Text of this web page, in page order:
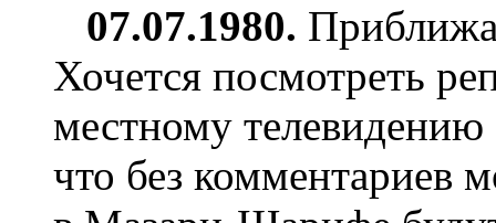
07.07.1980.
Хочется посмотреть
местному телевидению
что без комментариев